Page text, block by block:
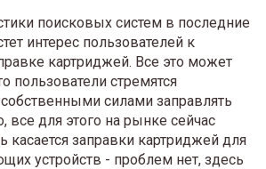
поисковых систем в последние
интерес пользователей к
картриджей. Все это может
пользователи стремятся
силами заправлять
все для этого на рынке сейчас
касается заправки картриджей для
устройств - проблем нет, здесь